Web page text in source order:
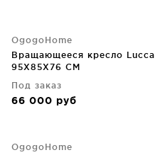
OgogoHome
Вращающееся кресло Lucca
95X85X76 CM
Под заказ
66 000 руб
OgogoHome